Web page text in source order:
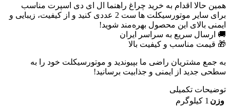
همین حالا اقدام به خرید چراغ راهنما ال ای دی اسپرت مناسب
برای سایر موتورسیکلت ها ست 2 عددی کنید و از کیفیت، زیبایی و
ایمنی بالای این محصول بهره‌مند شوید!
🚚 ارسال سریع به سراسر ایران
🎁 قیمت مناسب و کیفیت بالا
به جمع مشتریان راضی ما بپیوندید و موتورسیکلت خود را به
سطحی جدید از ایمنی و جذابیت برسانید!
توضیحات تکمیلی
وزن 1 کیلوگرم